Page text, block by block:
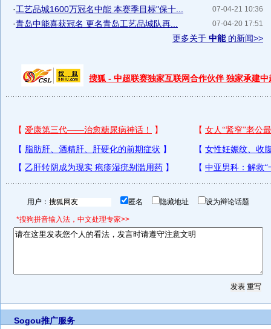
07-04-21 10:36
·工艺品城1600万冠名中能 本赛季目标"保十...
07-04-20 17:51
·青岛中能喜获冠名 更名青岛工艺品城队再...
更多关于 中能的新闻>>
搜狐 - 中超联赛独家互联网合作伙伴 独家承建中
用户： 匿名 隐藏地址 设为辩论话题
*搜狗拼音输入法，中文处理专家>>
Sogou推广服务